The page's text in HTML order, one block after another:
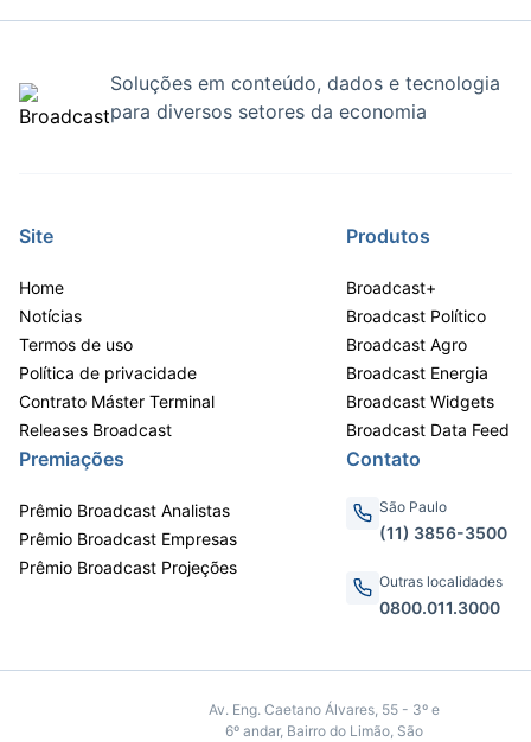
Soluções em conteúdo, dados e tecnologia
para diversos setores da economia
Site
Home
Notícias
Termos de uso
Política de privacidade
Contrato Máster Terminal
Releases Broadcast
Produtos
Broadcast+
Broadcast Político
Broadcast Agro
Broadcast Energia
Broadcast Widgets
Broadcast Data Feed
Premiações
Prêmio Broadcast Analistas
Prêmio Broadcast Empresas
Prêmio Broadcast Projeções
Contato
São Paulo
(11) 3856-3500
Outras localidades
0800.011.3000
Av. Eng. Caetano Álvares, 55 - 3º e
6º andar, Bairro do Limão, São